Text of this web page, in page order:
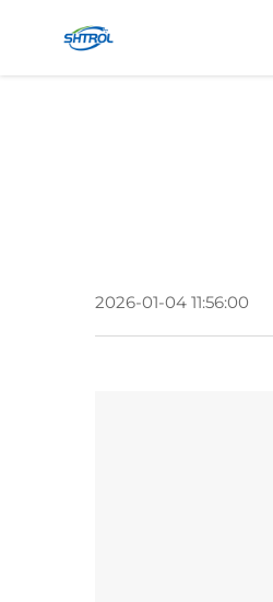
2026-01-04 11:56:00